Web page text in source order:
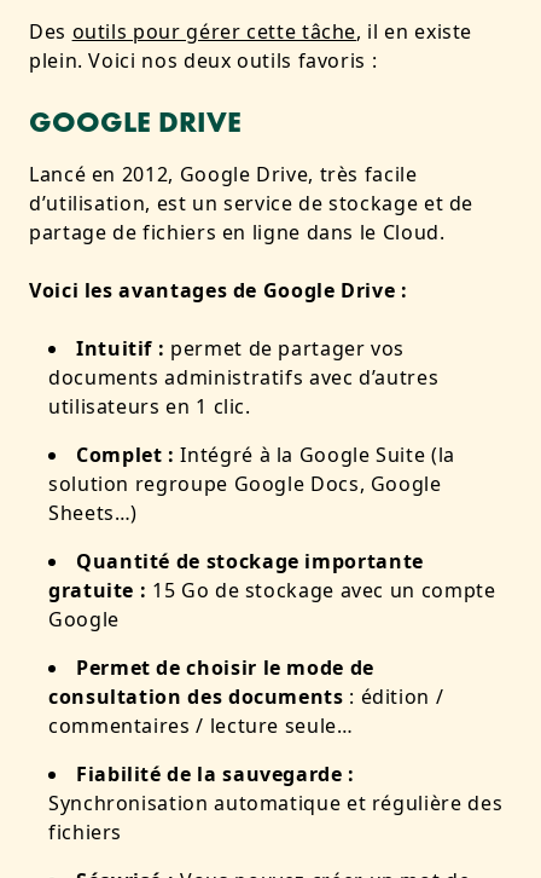
Des outils pour gérer cette tâche, il en existe
plein. Voici nos deux outils favoris :
GOOGLE DRIVE
Lancé en 2012, Google Drive, très facile
d’utilisation, est un service de stockage et de
partage de fichiers en ligne dans le Cloud.
Voici les avantages de Google Drive :
Intuitif : permet de partager vos
documents administratifs avec d’autres
utilisateurs en 1 clic.
Complet :Intégré à la Google Suite (la
solution regroupe Google Docs, Google
Sheets…)
Quantité de stockage importante
gratuite : 15 Go de stockage avec un compte
Google
Permet de choisir le mode de
consultation des documents : édition /
commentaires / lecture seule…
Fiabilité de la sauvegarde :
Synchronisation automatique et régulière des
fichiers